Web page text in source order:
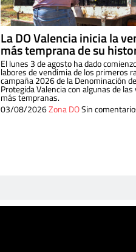
La DO Valencia inicia la
más temprana de su
El lunes 3 de agosto ha dado
labores de vendimia de los primeros
campaña 2026 de la Denominación
Protegida Valencia con algunas de las
más tempranas.
03/08/2026Zona DOSin